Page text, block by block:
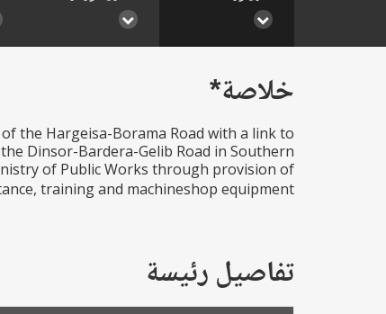
خلاصة*
the Hargeisa-Borama Road with a link to
Dinsor-Bardera-Gelib Road in Southern
of Public Works through provision of
training and machineshop equipment.
تفاصيل رئيسة